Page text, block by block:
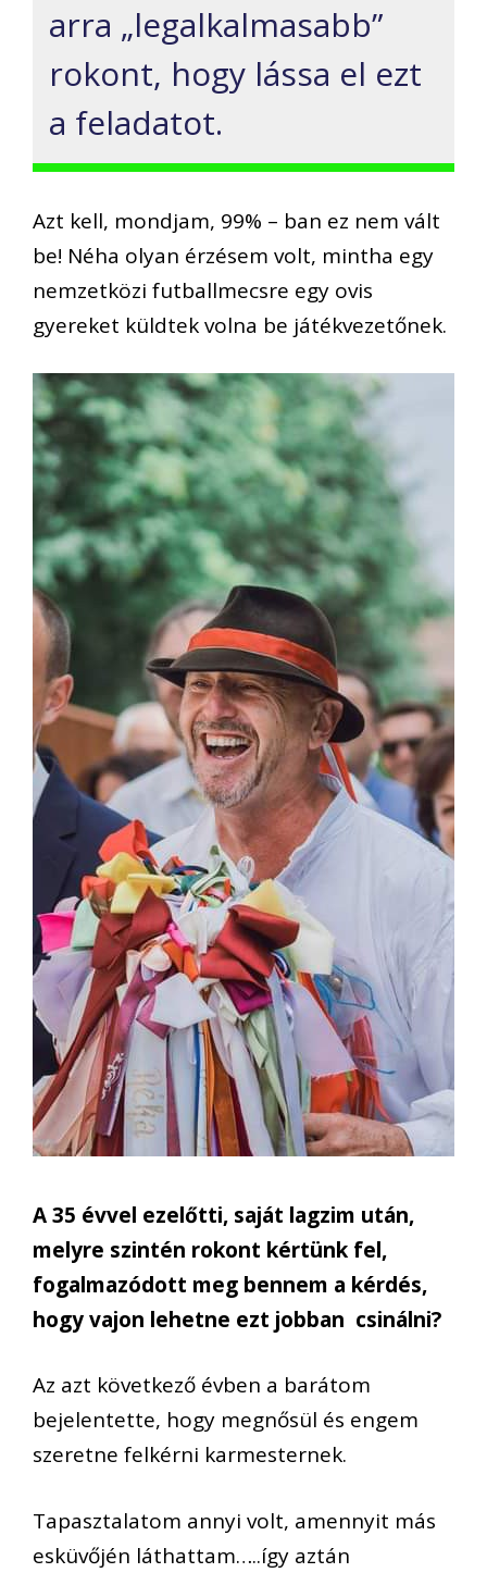
arra „legalkalmasabb”
rokont, hogy lássa el ezt
a feladatot.
Azt kell, mondjam, 99% – ban ez nem vált
be! Néha olyan érzésem volt, mintha egy
nemzetközi futballmecsre egy ovis
gyereket küldtek volna be játékvezetőnek.
A 35 évvel ezelőtti, saját lagzim után,
melyre szintén rokont kértünk fel,
fogalmazódott meg bennem a kérdés,
hogy vajon lehetne ezt jobban csinálni?
Az azt következő évben a barátom
bejelentette, hogy megnősül és engem
szeretne felkérni karmesternek.
Tapasztalatom annyi volt, amennyit más
esküvőjén láthattam…..így aztán